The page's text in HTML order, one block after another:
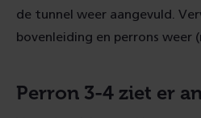
de tunnel weer aangevuld.
bovenleiding en perrons weer
Perron 3-4 ziet er